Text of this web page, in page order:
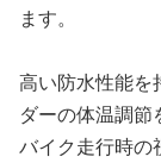
ます。
高い防水性能を
ダーの体温調節
バイク走行時の